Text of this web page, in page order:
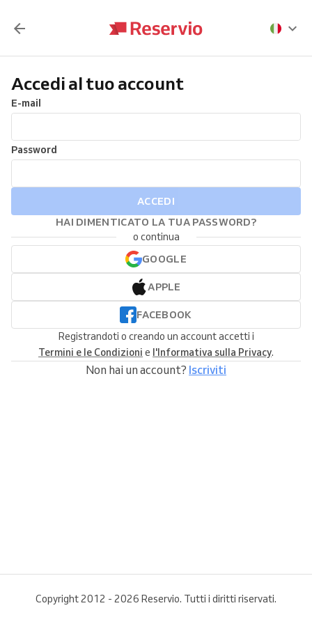
Accedi al tuo account
E-mail
Password
ACCEDI
HAI DIMENTICATO LA TUA PASSWORD?
o continua
GOOGLE
APPLE
FACEBOOK
Registrandoti o creando un account accetti i
Termini e le Condizioni e l'Informativa sulla Privacy.
Non hai un account? Iscriviti
Copyright 2012 - 2026 Reservio. Tutti i diritti riservati.